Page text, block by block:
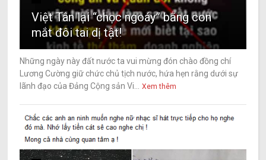
Việt Tân lại “chọc ngoáy” bằng con
mắt đôi tai dị tật!
Những ngày này đất nước ta vui mừng đón chào đồng chí
Lương Cường giữ chức chủ tịch nước, hứa hẹn rằng dưới sự
lãnh đạo của Đảng Cộng sản Vi...
Xem thêm